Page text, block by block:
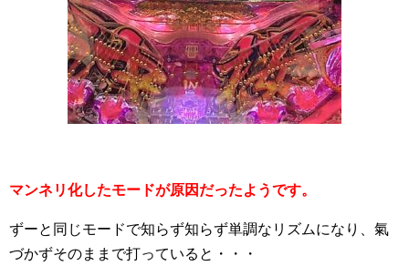
マンネリ化したモードが原因だったようです。
ずーと同じモードで知らず知らず単調なリズムになり、氣
づかずそのままで打っていると・・・